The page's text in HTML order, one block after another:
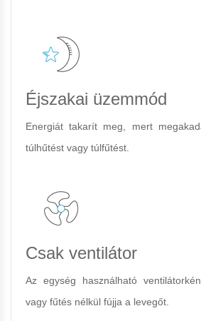
Éjszakai üzemmód
Energiát takarít meg, mert
túlhűtést vagy túlfűtést.
Csak ventilátor
Az egység használható
vagy fűtés nélkül fújja a levegőt.